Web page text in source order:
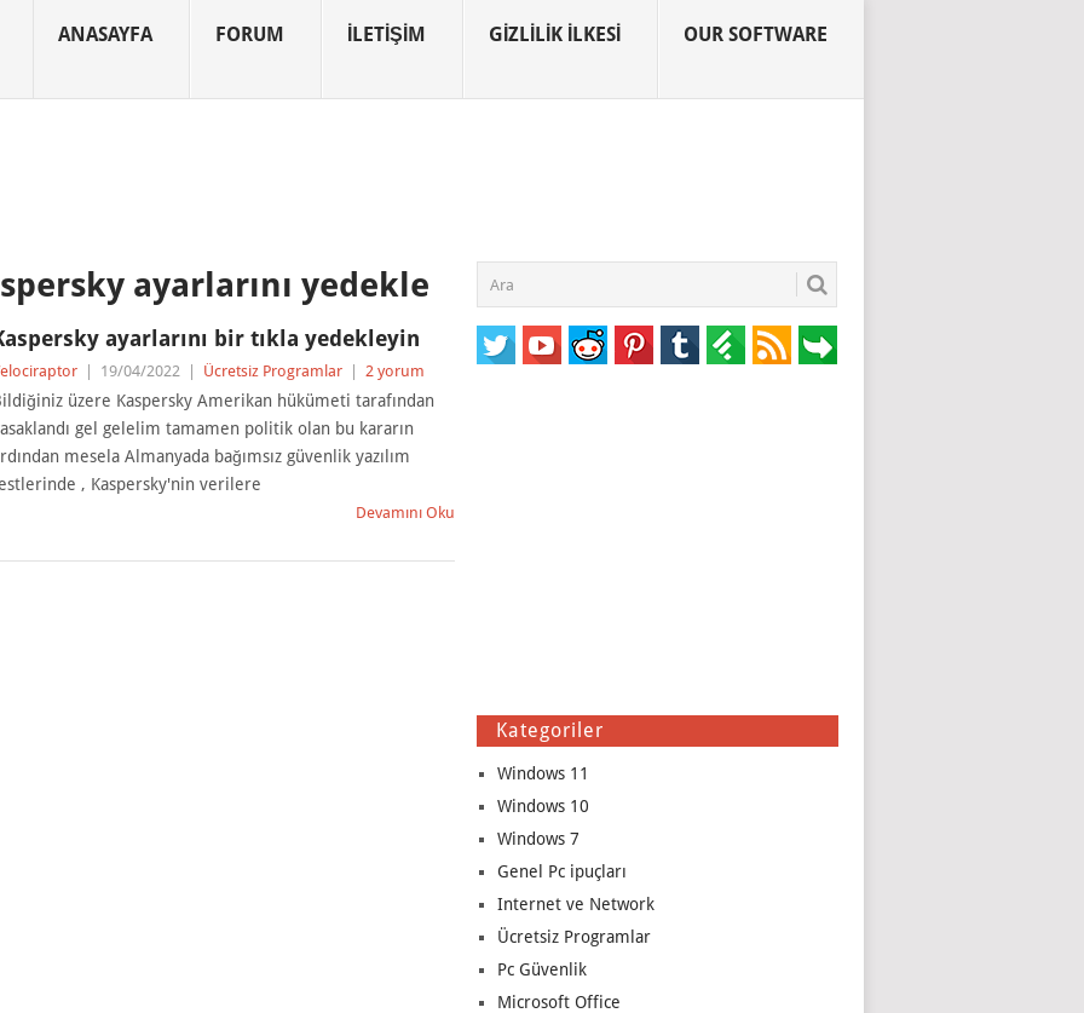
ANASAYFA FORUM İLETIŞIM GIZLILIK İLKESI OUR SOFTWARE
ayarlarını yedekle
ayarlarını bir tıkla yedekleyin
19/04/2022 Ücretsiz Programlar 2 yorum
üzere Kaspersky Amerikan hükümeti tarafından
gel gelelim tamamen politik olan bu kararın
mesela Almanyada bağımsız güvenlik yazılım
, Kaspersky'nin verilere
Devamını Oku
Kategoriler
Windows 11
Windows 10
Windows 7
Genel Pc ipuçları
Internet ve Network
Ücretsiz Programlar
Pc Güvenlik
Microsoft Office